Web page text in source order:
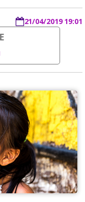
21/04/2019 19:01